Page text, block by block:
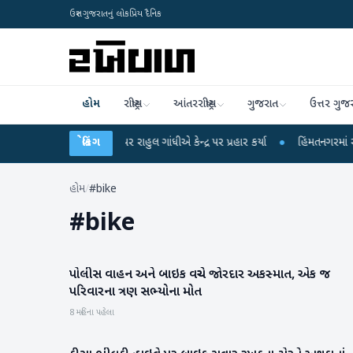
ઉત્તર ગુજરાતનું લોકપ્રિય દૈનિક
હોમ રાષ્ટ્રીય આંતરરાષ્ટ્રીય ગુજરાત ઉત્તર
બ્રેકિંગ
લીકના આરોપો પર રાહુલ ગાંધીએ કેન્દ્ર પર પ્રહાર કર્યા ● હિંમતનગરમાં રહસ્યમય
હોમ/#bike
#bike
રાષ્ટ્રીય
પોલીસ વાહન અને બાઇક વચ્ચે જોરદાર અકસ્માત, એક જ
પરિવારના ત્રણ સભ્યોના મોત
8 મહિના પહેલા